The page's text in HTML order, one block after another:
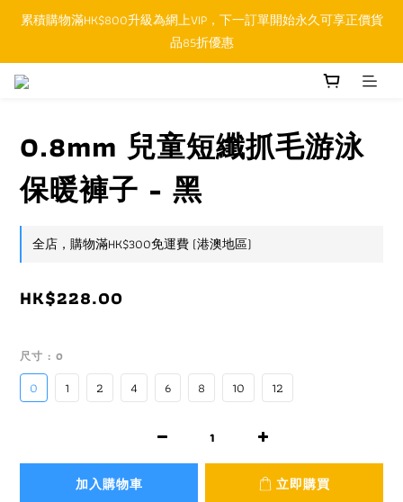
順豐香港SFHK APP取件通知功能將取代SMS短訊
累積購物滿HK$800升級為網上VIP，下一訂單開始永久可享正價貨
品85折優惠
順豐香港SFHK APP取件通知功能將取代SMS短訊
0.8mm 兒童短纖抓毛游泳
保暖褲子 - 黑
全店，購物滿HK$300免運費 (港澳地區)
HK$228.00
尺寸 : 0
0 1 2 4 6 8 10 12
加入購物車 立即購買